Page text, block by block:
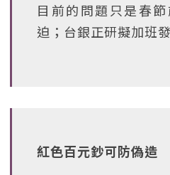
目前的問題只是春
迫；台銀正研擬加班
紅色百元鈔可防偽造